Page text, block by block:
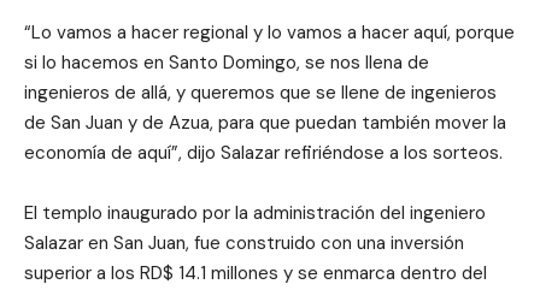
“Lo vamos a hacer regional y lo vamos a hacer aquí, porque
si lo hacemos en Santo Domingo, se nos llena de
ingenieros de allá, y queremos que se llene de ingenieros
de San Juan y de Azua, para que puedan también mover la
economía de aquí”, dijo Salazar refiriéndose a los sorteos.
El templo inaugurado por la administración del ingeniero
Salazar en San Juan, fue construido con una inversión
superior a los RD$ 14.1 millones y se enmarca dentro del